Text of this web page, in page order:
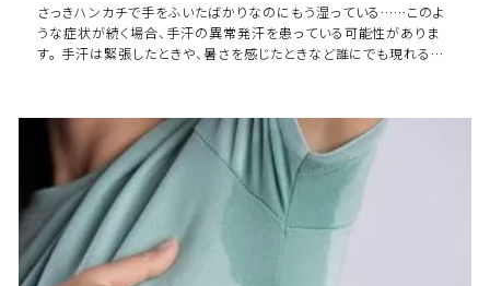
さっきハンカチで手をふいたばかりなのにもう湿っている……このよ
うな症状が続く場合、手汗の異常発汗を患っている可能性がありま
す。 手汗は緊張したときや、暑さを感じたときなど誰にでも現れるも